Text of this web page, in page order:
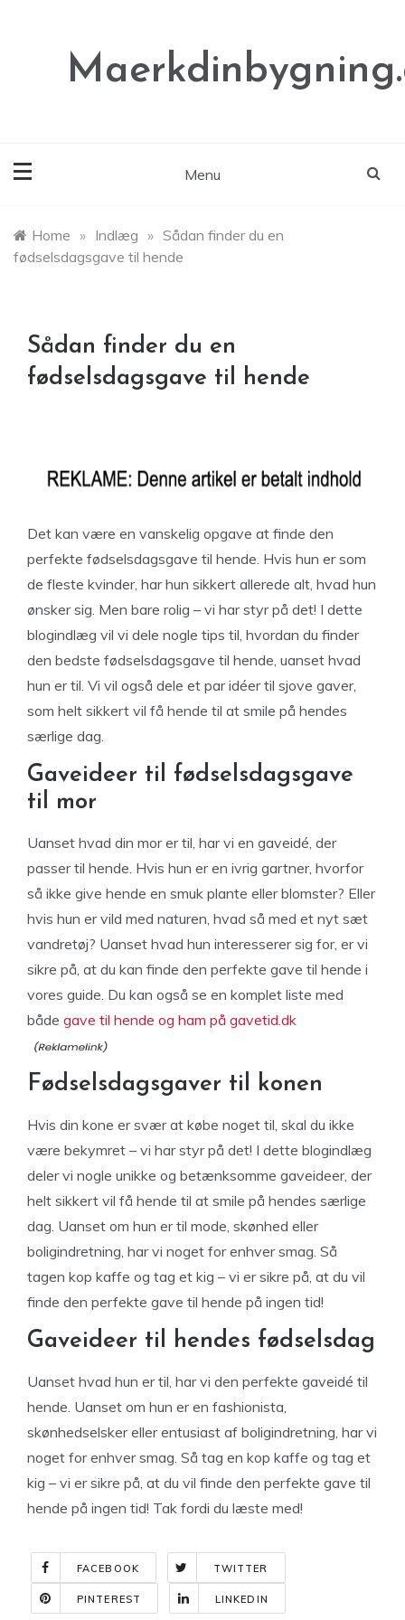
Menu
Home » Indlæg » Sådan finder du en
fødselsdagsgave til hende
Sådan finder du en
fødselsdagsgave til hende
Det kan være en vanskelig opgave at finde den
perfekte fødselsdagsgave til hende. Hvis hun er som
de fleste kvinder, har hun sikkert allerede alt, hvad hun
ønsker sig. Men bare rolig – vi har styr på det! I dette
blogindlæg vil vi dele nogle tips til, hvordan du finder
den bedste fødselsdagsgave til hende, uanset hvad
hun er til. Vi vil også dele et par idéer til sjove gaver,
som helt sikkert vil få hende til at smile på hendes
særlige dag.
Gaveideer til fødselsdagsgave
til mor
Uanset hvad din mor er til, har vi en gaveidé, der
passer til hende. Hvis hun er en ivrig gartner, hvorfor
så ikke give hende en smuk plante eller blomster? Eller
hvis hun er vild med naturen, hvad så med et nyt sæt
vandretøj? Uanset hvad hun interesserer sig for, er vi
sikre på, at du kan finde den perfekte gave til hende i
vores guide. Du kan også se en komplet liste med
både gave til hende og ham på gavetid.dk
Fødselsdagsgaver til konen
Hvis din kone er svær at købe noget til, skal du ikke
være bekymret – vi har styr på det! I dette blogindlæg
deler vi nogle unikke og betænksomme gaveideer, der
helt sikkert vil få hende til at smile på hendes særlige
dag. Uanset om hun er til mode, skønhed eller
boligindretning, har vi noget for enhver smag. Så
tagen kop kaffe og tag et kig – vi er sikre på, at du vil
finde den perfekte gave til hende på ingen tid!
Gaveideer til hendes fødselsdag
Uanset hvad hun er til, har vi den perfekte gaveidé til
hende. Uanset om hun er en fashionista,
skønhedselsker eller entusiast af boligindretning, har vi
noget for enhver smag. Så tag en kop kaffe og tag et
kig – vi er sikre på, at du vil finde den perfekte gave til
hende på ingen tid! Tak fordi du læste med!
FACEBOOK TWITTER
PINTEREST LINKEDIN